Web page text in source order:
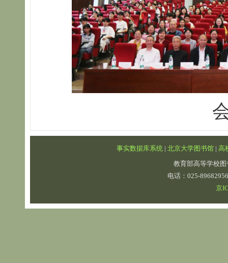
事实数据库系统 | 北京大学图书馆| 高
教育部高等学校
电话：025-
京